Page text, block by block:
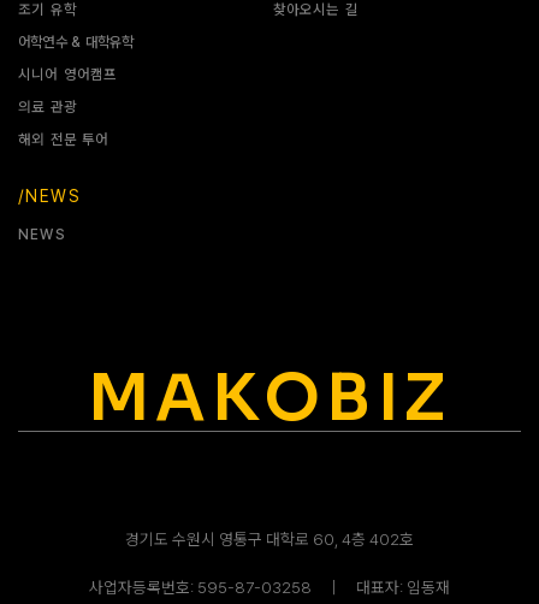
조기 유학
어학연수 & 대학유학
시니어 영어캠프
의료 관광
해외 전문 투어
찾아오시는 길
/NEWS
NEWS
MAKOBIZ
경기도 수원시 영통구 대학로 60, 4층 402호
사업자등록번호: 595-87-03258ㅤ｜ㅤ대표자: 임동재